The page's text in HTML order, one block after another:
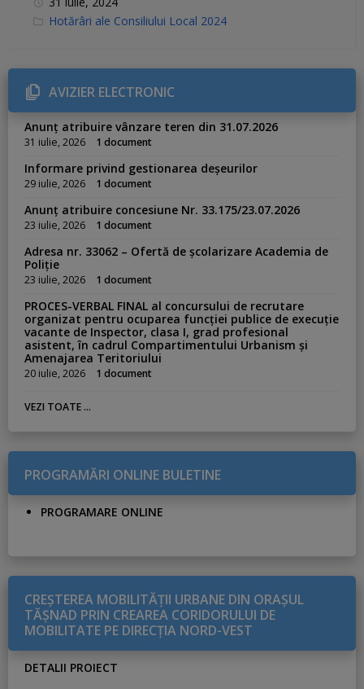
C
r
i
e
s
Hotărâri ale Consiliului Local 2024
AVIZIER ELECTRONIC
Anunț atribuire vânzare teren din 31.07.2026
31 iulie, 2026 1 document
Informare privind gestionarea deșeurilor
29 iulie, 2026 1 document
Anunț atribuire concesiune Nr. 33.175/23.07.2026
23 iulie, 2026 1 document
Adresa nr. 33062 – Ofertă de școlarizare Academia de
Poliție
23 iulie, 2026 1 document
PROCES-VERBAL FINAL al concursului de recrutare
organizat pentru ocuparea funcției publice de execuție
vacante de Inspector, clasa I, grad profesional
asistent, în cadrul Compartimentului Urbanism și
Amenajarea Teritoriului
20 iulie, 2026 1 document
VEZI TOATE ...
PROGRAMĂRI ONLINE BULETINE
PROGRAMARE ONLINE
CREŞTEREA MOBILITĂŢII URBANE DIN ORAŞUL
TĂŞNAD PRIN CREAREA CORIDORULUI DE
MOBILITATE PE DIRECŢIA NORD-VEST
DETALII PROIECT